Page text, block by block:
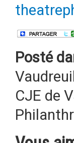
Posté
CJE de